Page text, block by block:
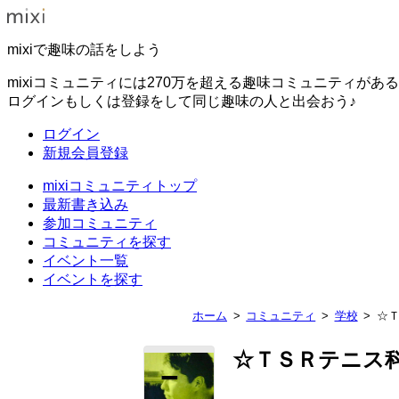
mixiで趣味の話をしよう
mixiコミュニティには270万を超える趣味コミュニティがある
ログインもしくは登録をして同じ趣味の人と出会おう♪
ログイン
新規会員登録
mixiコミュニティトップ
最新書き込み
参加コミュニティ
コミュニティを探す
イベント一覧
イベントを探す
ホーム コミュニティ 学校 ☆
☆ＴＳＲテニス